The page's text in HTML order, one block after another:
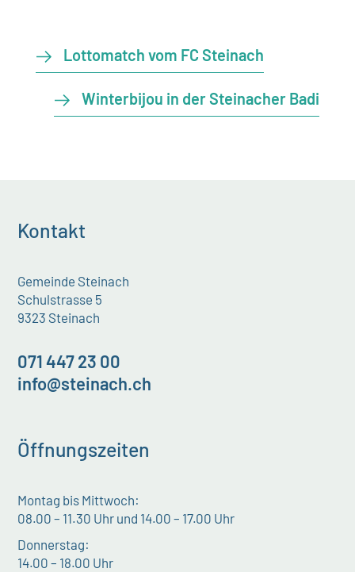
Lottomatch vom FC Steinach
Winterbijou in der Steinacher Badi
Kontakt
Gemeinde Steinach
Schulstrasse 5
9323 Steinach
071 447 23 00
info@steinach.ch
Öffnungszeiten
Montag bis Mittwoch:
08.00 – 11.30 Uhr und 14.00 – 17.00 Uhr
Donnerstag:
14.00 – 18.00 Uhr